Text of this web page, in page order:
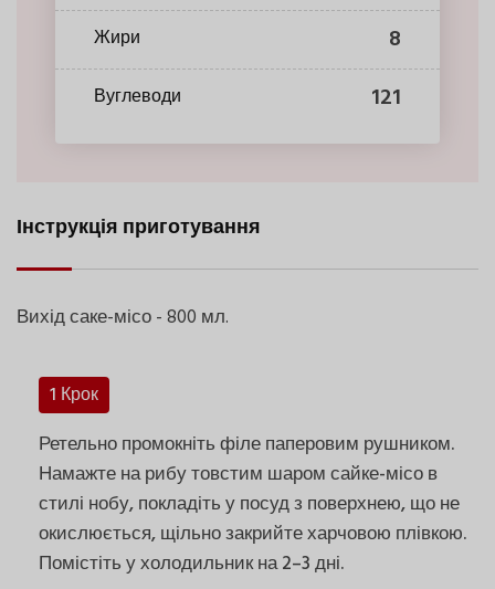
Жири 8
Вуглеводи 121
Інструкція приготування
Вихід саке-місо - 800 мл.
1 Крок
Ретельно промокніть філе паперовим рушником.
Намажте на рибу товстим шаром сайке-місо в
стилі нобу, покладіть у посуд з поверхнею, що не
окислюється, щільно закрийте харчовою плівкою.
Помістіть у холодильник на 2–3 дні.